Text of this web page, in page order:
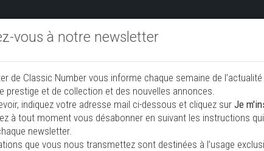
une annonce
vendre
vous à notre newsletter
de Classic Number vous informe chaque semaine de
prestige et de collection et des nouvelles annonces.
indiquez votre adresse mail ci-dessous et cliquez sur Je
à tout moment vous désabonner en suivant les instructions
newsletter.
que vous nous transmettez sont destinées à l’usage